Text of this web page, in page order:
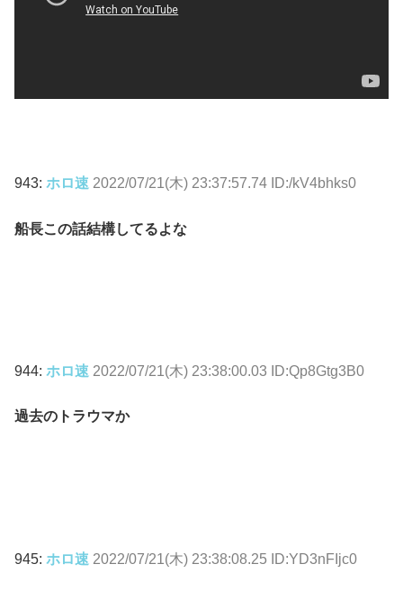
943: ホロ速 2022/07/21(木) 23:37:57.74 ID:/kV4bhks0
船長この話結構してるよな
944: ホロ速 2022/07/21(木) 23:38:00.03 ID:Qp8Gtg3B0
過去のトラウマか
945: ホロ速 2022/07/21(木) 23:38:08.25 ID:YD3nFIjc0